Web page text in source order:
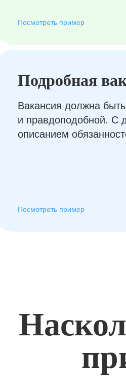
Посмотреть пример
Подробная
Вакансия должна
и правдоподобной. С
описанием
Посмотреть пример